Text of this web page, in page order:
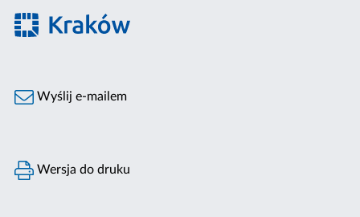
Wyślij e-mailem
Wersja do druku